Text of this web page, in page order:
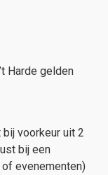
Harde gelden
voorkeur uit 2
bij een
evenementen)